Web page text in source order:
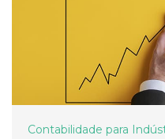
Contabilidade para